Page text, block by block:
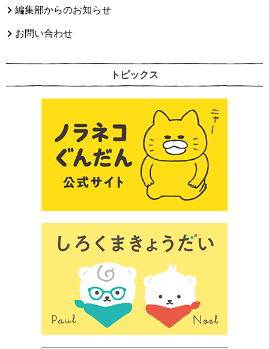
編集部からのお知らせ
お問い合わせ
トピックス